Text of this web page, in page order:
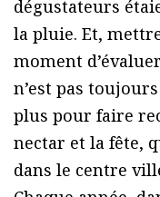
dégustateurs
la pluie. Et,
moment
n’est pas
plus pour faire
nectar et la fête,
dans le centre